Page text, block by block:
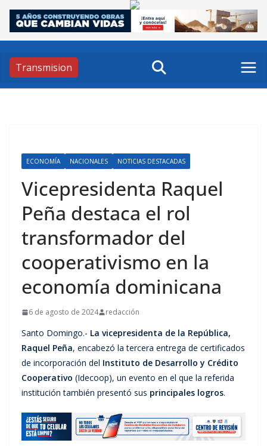
Skip
content
Transmision
ECONOMÍA NACIONALES NOTICIAS DESTACADAS
Vicepresidenta Raquel
Peña destaca el rol
transformador del
cooperativismo en la
economía dominicana
6 de agosto de 2024 redacción
Santo Domingo.- La vicepresidenta de la República,
Raquel Peña, encabezó la tercera entrega de certificados
de incorporación del Instituto de Desarrollo y Crédito
Cooperativo (Idecoop), un evento en el que la referida
institución también presentó sus principales logros.